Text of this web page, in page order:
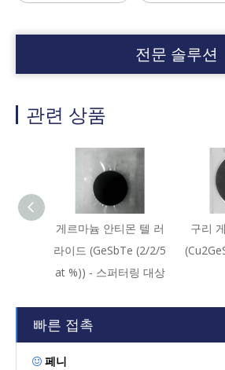
전문 솔루션
관련 상품
게르마늄 안티몬 텔 러
라이드 (GeSbTe (2/2/5
at %)) - 스퍼터링 대상
구리
빠른 접촉
 페니